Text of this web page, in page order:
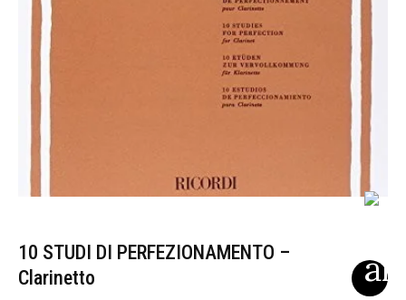
10 STUDI DI PERFEZIONAMENTO –
Clarinetto